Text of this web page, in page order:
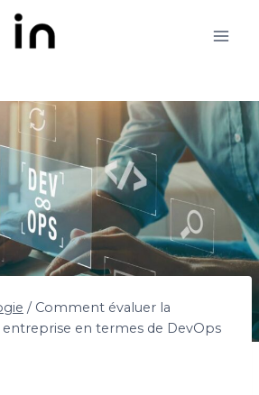
/ Comment évaluer la
en termes de DevOps